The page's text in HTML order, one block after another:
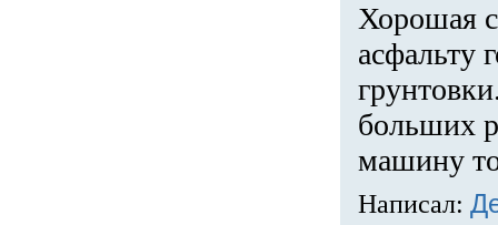
Хорошая
асфальту
больших
машину
Написал: